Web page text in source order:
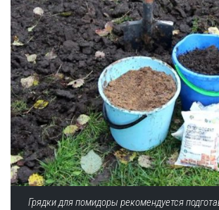
Грядки для помидоры рекомендуется